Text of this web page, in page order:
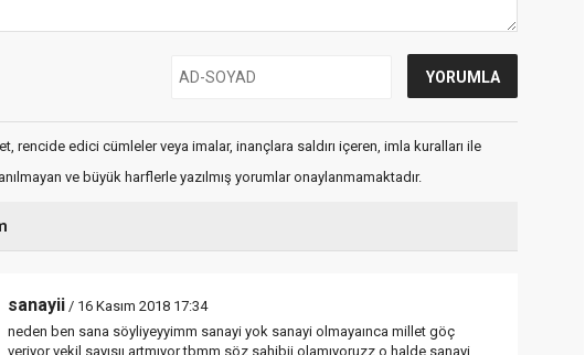
rencide edici cümleler veya imalar, inançlara saldırı içeren, imla kuralları ile
ve büyük harflerle yazılmış yorumlar onaylanmamaktadır.
sanayii / 16 Kasım 2018 17:34
neden ben sana söyliyeyyimm sanayi yok sanayi olmayaınca millet göç
veriyor vekil sayısıı artmıyor tbmm söz sahibii olamıyoruzz o halde sanayi